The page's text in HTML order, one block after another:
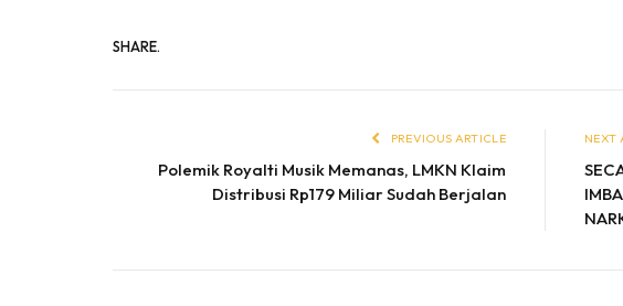
SHARE.
PREVIOUS ARTICLE
Polemik Royalti Musik Memanas, LMKN Klaim
Distribusi Rp179 Miliar Sudah Berjalan
NEXT